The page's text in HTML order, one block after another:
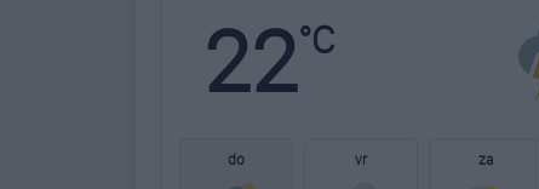
22°C
do vr za